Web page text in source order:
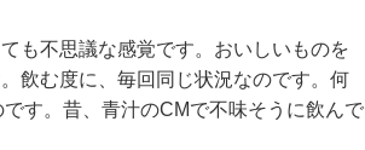
も不思議な感覚です。おいしいものを
飲む度に、毎回同じ状況なのです。何
す。昔、青汁のCMで不味そうに飲んで